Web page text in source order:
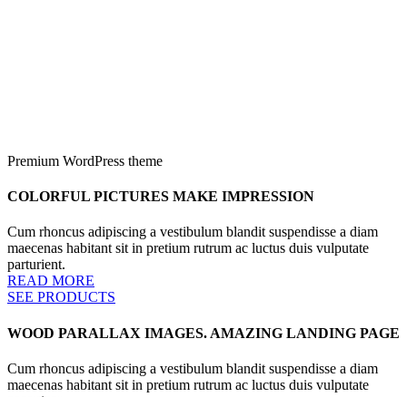
Premium WordPress theme
COLORFUL PICTURES MAKE IMPRESSION
Cum rhoncus adipiscing a vestibulum blandit suspendisse a diam
maecenas habitant sit in pretium rutrum ac luctus duis vulputate
parturient.
READ MORE
SEE PRODUCTS
WOOD PARALLAX IMAGES. AMAZING LANDING PAGE
Cum rhoncus adipiscing a vestibulum blandit suspendisse a diam
maecenas habitant sit in pretium rutrum ac luctus duis vulputate